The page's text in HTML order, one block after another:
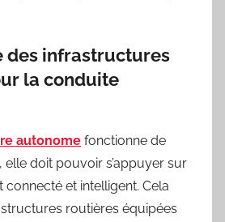
des infrastructures
la conduite
autonome fonctionne de
elle doit pouvoir s’appuyer sur
connecté et intelligent. Cela
routières équipées